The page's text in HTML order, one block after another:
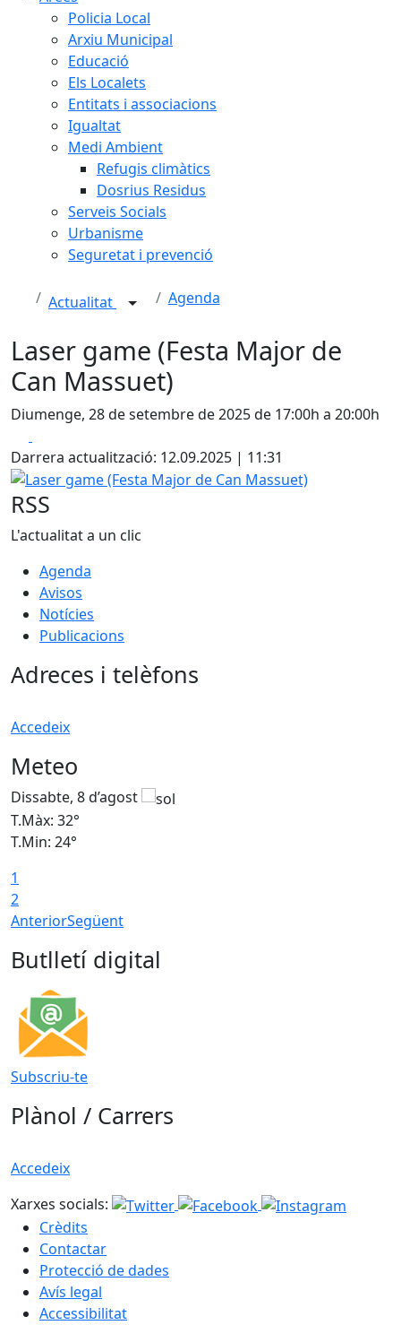
Policia Local
Arxiu Municipal
Educació
Els Localets
Entitats i associacions
Igualtat
Medi Ambient
Refugis climàtics
Dosrius Residus
Serveis Socials
Urbanisme
Seguretat i prevenció
Actualitat Agenda
Laser game (Festa Major de
Can Massuet)
Diumenge, 28 de setembre de 2025 de 17:00h a 20:00h
Darrera actualització: 12.09.2025 | 11:31
Laser game (Festa Major de Can Massuet)
RSS
L'actualitat a un clic
Agenda
Avisos
Notícies
Publicacions
Adreces i telèfons
Accedeix
Meteo
Dissabte, 8 d’agost
T.Màx: 32°
T.Min: 24°
1
2
AnteriorSegüent
Butlletí digital
Subscriu-te
Plànol / Carrers
Accedeix
Xarxes socials:
Crèdits
Contactar
Protecció de dades
Avís legal
Accessibilitat